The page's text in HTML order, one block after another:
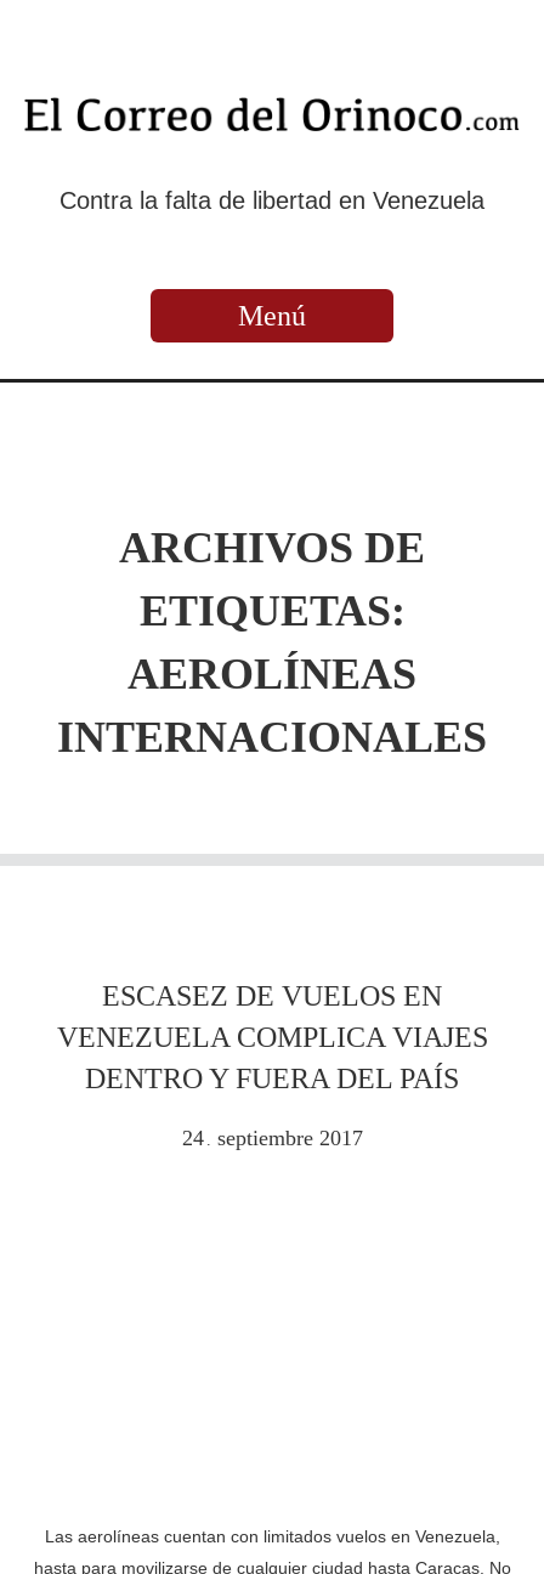
Contra la falta de libertad en Venezuela
Menú
ARCHIVOS DE
ETIQUETAS:
AEROLÍNEAS
INTERNACIONALES
ESCASEZ DE VUELOS EN
VENEZUELA COMPLICA VIAJES
DENTRO Y FUERA DEL PAÍS
24 . septiembre 2017
Las aerolíneas cuentan con limitados vuelos en Venezuela,
hasta para movilizarse de cualquier ciudad hasta Caracas. No